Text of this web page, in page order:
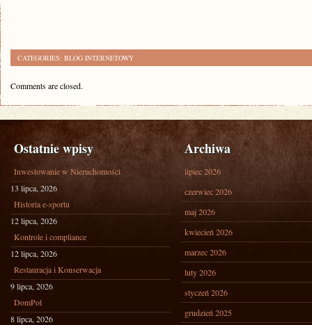
CATEGORIES: BLOG INTERNETOWY
Comments are closed.
Ostatnie wpisy
Inwestowanie w Nieruchomości
13 lipca, 2026
Historia e-sportu
12 lipca, 2026
Kontrole i compliance
12 lipca, 2026
Restauracja i Konserwacja
9 lipca, 2026
DomPol
8 lipca, 2026
Archiwa
lipiec 2026
czerwiec 2026
maj 2026
kwiecień 2026
marzec 2026
luty 2026
styczeń 2026
grudzień 2025